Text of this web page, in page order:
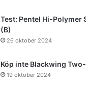
Test: Pentel Hi-
(B)
26 oktober 2024
Köp inte Blackwing
19 oktober 2024